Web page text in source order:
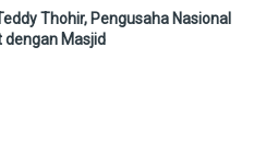
Thohir, Pengusaha Nasional
dengan Masjid